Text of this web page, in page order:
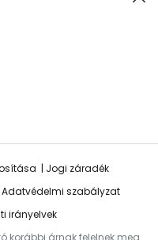
Jogi záradék
Adatvédelmi szabályzat
irányelvek
korábbi árnak felelnek meg